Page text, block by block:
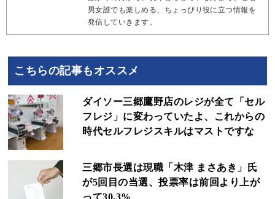
男女誰でも楽しめる、ちょっぴり役に立つ情報を
発信していきます。
こちらの記事もオススメ
ダイソー三郷鷹野店のレジが全て「セル
フレジ」に変わっていたよ、これからの
時代セルフレジスキルはマストですな
三郷市長選は現職「木津 まさあき」氏
が5回目の当選、投票率は前回より上が